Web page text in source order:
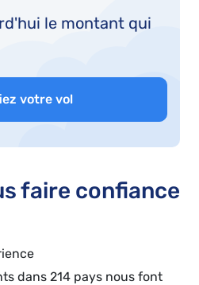
le montant qui
votre vol
faire confiance
dans 214 pays nous font